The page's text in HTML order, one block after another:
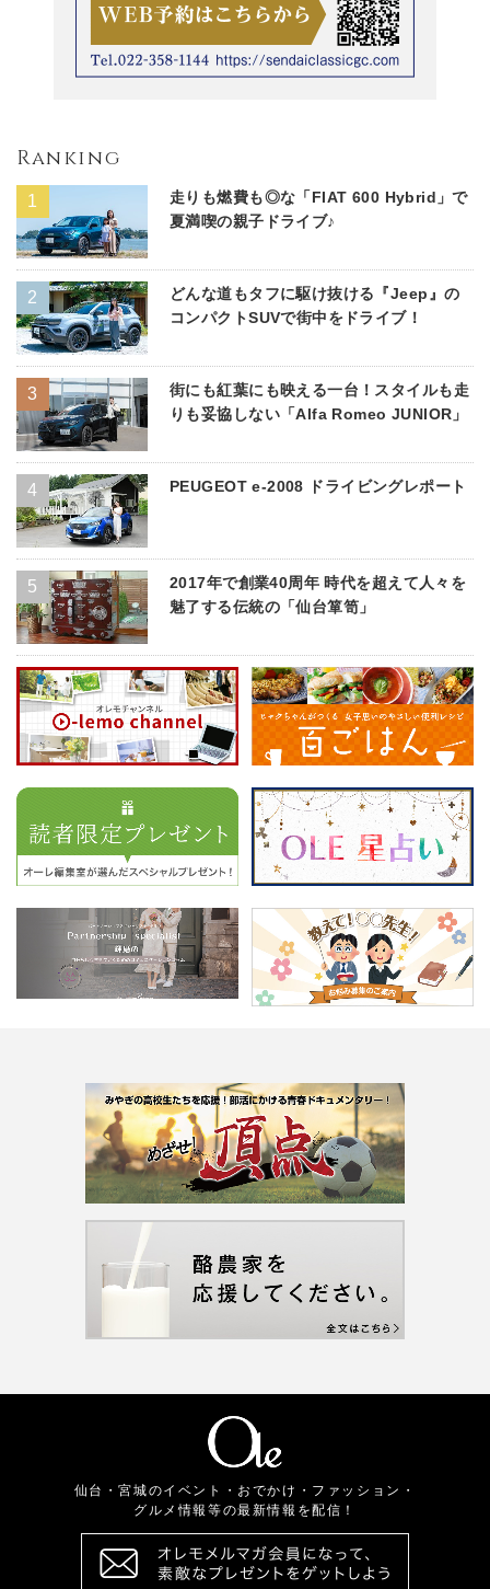
Ranking
走りも燃費も◎な「FIAT 600 Hybrid」で
夏満喫の親子ドライブ♪
どんな道もタフに駆け抜ける『Jeep』の
コンパクトSUVで街中をドライブ！
街にも紅葉にも映える一台！スタイルも走
りも妥協しない「Alfa Romeo JUNIOR」
PEUGEOT e-2008 ドライビングレポート
2017年で創業40周年 時代を超えて人々を
魅了する伝統の「仙台箪笥」
仙台・宮城のイベント・おでかけ・ファッション・
グルメ情報等の最新情報を配信！